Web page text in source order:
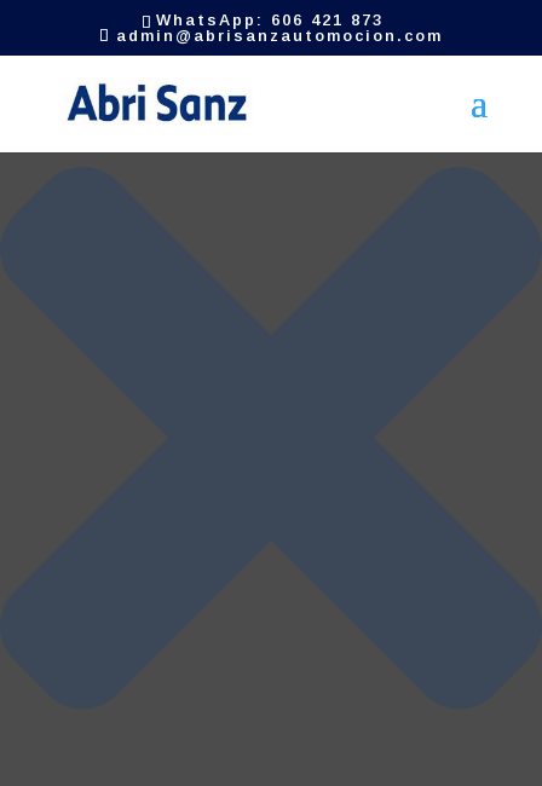
Gestionar el consentimiento de las cookies
WhatsApp: 606 421 873
admin@abrisanzautomocion.com